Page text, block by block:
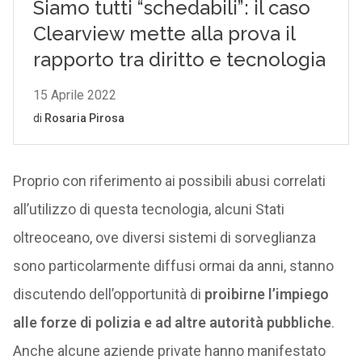
Proprio con riferimento ai possibili abusi correlati
all’utilizzo di questa tecnologia, alcuni Stati
oltreoceano, ove diversi sistemi di sorveglianza
sono particolarmente diffusi ormai da anni, stanno
discutendo dell’opportunità di proibirne l’impiego
alle forze di polizia e ad altre autorità pubbliche.
Anche alcune aziende private hanno manifestato